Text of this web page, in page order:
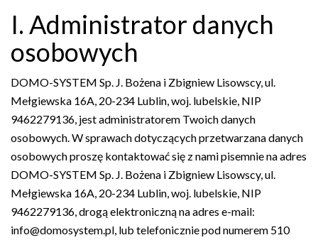
I. Administrator danych
osobowych
DOMO-SYSTEM Sp. J. Bożena i Zbigniew Lisowscy, ul.
Mełgiewska 16A, 20-234 Lublin, woj. lubelskie, NIP
9462279136, jest administratorem Twoich danych
osobowych. W sprawach dotyczących przetwarzana danych
osobowych proszę kontaktować się z nami pisemnie na adres
DOMO-SYSTEM Sp. J. Bożena i Zbigniew Lisowscy, ul.
Mełgiewska 16A, 20-234 Lublin, woj. lubelskie, NIP
9462279136, drogą elektroniczną na adres e-mail:
info@domosystem.pl, lub telefonicznie pod numerem 510